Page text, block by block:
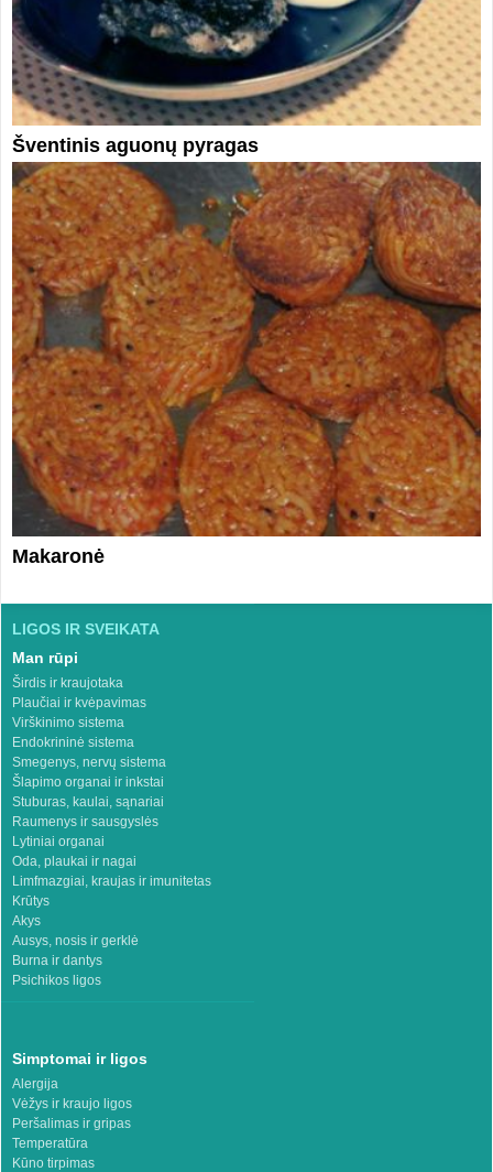
Šventinis aguonų pyragas
Makaronė
LIGOS IR SVEIKATA
Man rūpi
Širdis ir kraujotaka
Plaučiai ir kvėpavimas
Virškinimo sistema
Endokrininė sistema
Smegenys, nervų sistema
Šlapimo organai ir inkstai
Stuburas, kaulai, sąnariai
Raumenys ir sausgyslės
Lytiniai organai
Oda, plaukai ir nagai
Limfmazgiai, kraujas ir imunitetas
Krūtys
Akys
Ausys, nosis ir gerklė
Burna ir dantys
Psichikos ligos
Simptomai ir ligos
Alergija
Vėžys ir kraujo ligos
Peršalimas ir gripas
Temperatūra
Kūno tirpimas